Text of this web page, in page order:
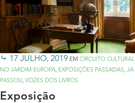
17 JULHO, 2019 EM CIRCUITO CULTURAL
NO JARDIM EUROPA, EXPOSIÇÕES PASSADAS, JÁ
PASSOU, VOZES DOS LIVROS
Exposição